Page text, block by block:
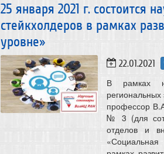
25 января 2021 г. состоится
стейкхолдеров в рамках
уровне»
22.01.2021
В рамках
профессор
№ 3 (для
отделов и